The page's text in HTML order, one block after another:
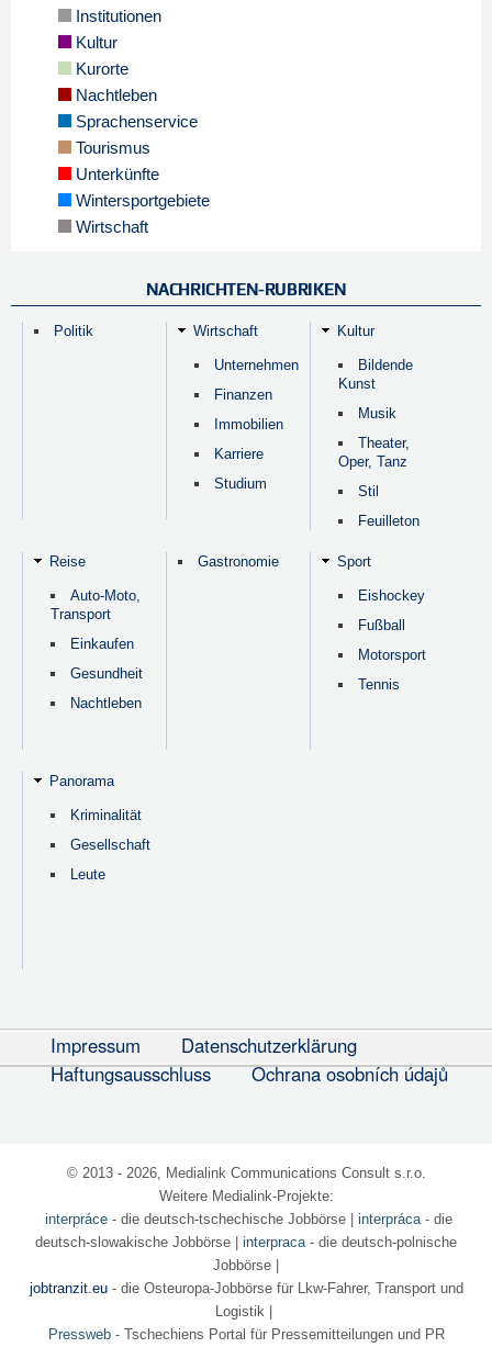
Institutionen
Kultur
Kurorte
Nachtleben
Sprachenservice
Tourismus
Unterkünfte
Wintersportgebiete
Wirtschaft
NACHRICHTEN-RUBRIKEN
Politik Wirtschaft
Unternehmen
Finanzen
Immobilien
Karriere
Studium
Kultur
Bildende
Kunst
Musik
Theater,
Oper, Tanz
Stil
Feuilleton
Reise
Auto-Moto,
Transport
Einkaufen
Gesundheit
Nachtleben
Gastronomie Sport
Eishockey
Fußball
Motorsport
Tennis
Panorama
Kriminalität
Gesellschaft
Leute
Impressum
Datenschutzerklärung
Haftungsausschluss
Ochrana osobních údajů
© 2013 - 2026, Medialink Communications Consult s.r.o.
Weitere Medialink-Projekte:
interpráce- die deutsch-tschechische Jobbörse| interpráca- die
deutsch-slowakische Jobbörse | interpraca - die deutsch-polnische
Jobbörse |
jobtranzit.eu- die Osteuropa-Jobbörse für Lkw-Fahrer, Transport und
Logistik |
Pressweb- Tschechiens Portal für Pressemitteilungen und PR